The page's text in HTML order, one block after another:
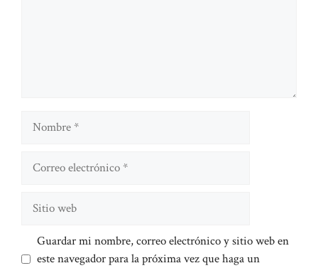
Nombre
Correo
Sitio
Guardar mi nombre, correo electrónico y sitio web en
este navegador para la próxima vez que haga un